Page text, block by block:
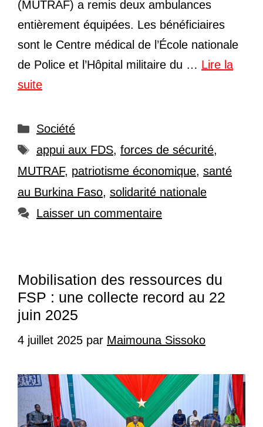
(MUTRAF) a remis deux ambulances
entièrement équipées. Les bénéficiaires
sont le Centre médical de l’École nationale
de Police et l’Hôpital militaire du … Lire la
suite
Catégories
Société
Étiquettes
appui aux FDS, forces de sécurité,
MUTRAF, patriotisme économique, santé
au Burkina Faso, solidarité nationale
Laisser un commentaire
Mobilisation des ressources du
FSP : une collecte record au 22
juin 2025
4 juillet 2025 par Maimouna Sissoko